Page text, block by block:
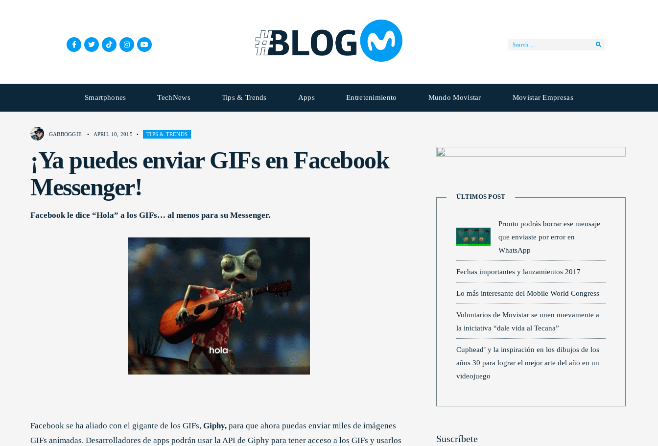
Smartphones TechNews Tips & Trends Apps Entretenimiento Mundo Movistar Movistar Empresas
GABBOGGIE • APRIL 10, 2015 • TIPS & TRENDS
¡Ya puedes enviar GIFs en Facebook
Messenger!
Facebook le dice “Hola” a los GIFs… al menos para su Messenger.
Facebook se ha aliado con el gigante de los GIFs, Giphy, para que ahora puedas enviar miles de imágenes
GIFs animadas. Desarrolladores de apps podrán usar la API de Giphy para tener acceso a los GIFs y usarlos
ÚLTIMOS POST
Pronto podrás borrar ese mensaje
que enviaste por error en
WhatsApp
Fechas importantes y lanzamientos 2017
Lo más interesante del Mobile World Congress
Voluntarios de Movistar se unen nuevamente a
la iniciativa “dale vida al Tecana”
Cuphead’ y la inspiración en los dibujos de los
años 30 para lograr el mejor arte del año en un
videojuego
Suscríbete